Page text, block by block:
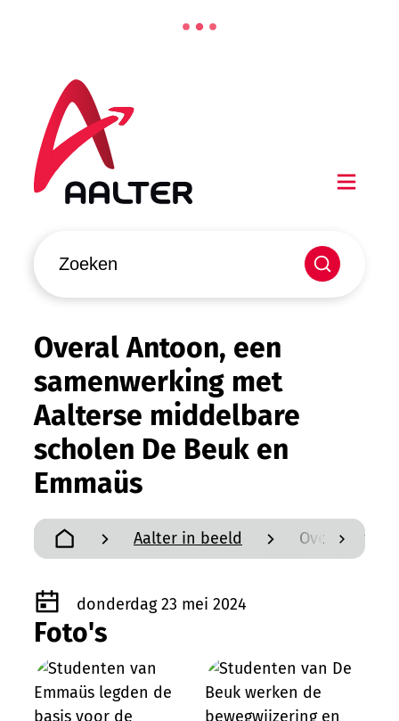
Aalter
Zoeken
Overal Antoon, een
samenwerking met
Aalterse middelbare
scholen De Beuk en
Emmaüs
scroll
Startpagina
Aalter in beeld Overal
donderdag 23 mei 2024
Foto's